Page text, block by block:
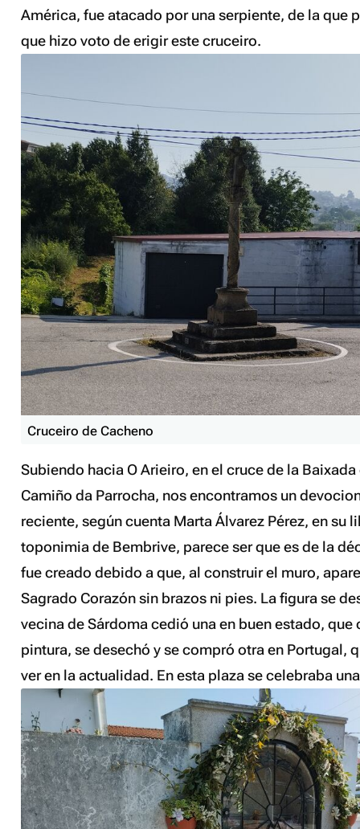
América, fue atacado por una serpiente, de la que
que hizo voto de erigir este cruceiro.
Cruceiro de Cacheno
Subiendo hacia O Arieiro, en el cruce de la
Camiño da Parrocha, nos encontramos un
reciente, según cuenta Marta Álvarez Pérez, en su
toponimia de Bembrive, parece ser que es de la
fue creado debido a que, al construir el muro,
Sagrado Corazón sin brazos ni pies. La figura se
vecina de Sárdoma cedió una en buen estado, que
pintura, se desechó y se compró otra en Portugal,
ver en la actualidad. En esta plaza se celebraba